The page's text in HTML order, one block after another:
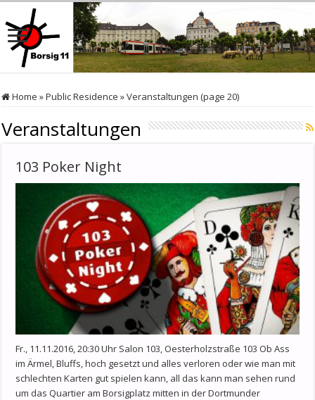
Home »Public Residence »Veranstaltungen (page 20)
Veranstaltungen
103 Poker Night
Fr., 11.11.2016, 20:30 Uhr Salon 103, Oesterholzstraße 103 Ob Ass
im Ärmel, Bluffs, hoch gesetzt und alles verloren oder wie man mit
schlechten Karten gut spielen kann, all das kann man sehen rund
um das Quartier am Borsigplatz mitten in der Dortmunder